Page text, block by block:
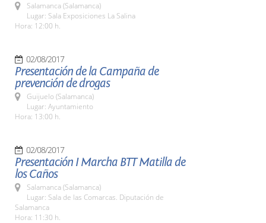
Salamanca (Salamanca)
Lugar: Sala Exposiciones La Salina
Hora: 12:00 h.
02/08/2017
Presentación de la Campaña de
prevención de drogas
Guijuelo (Salamanca)
Lugar: Ayuntamiento
Hora: 13:00 h.
02/08/2017
Presentación I Marcha BTT Matilla de
los Caños
Salamanca (Salamanca)
Lugar: Sala de las Comarcas. Diputación de
Salamanca
Hora: 11:30 h.